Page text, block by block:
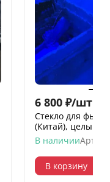
6 800 ₽/шт.
Стекло для
(Китай), целый
В наличии
В корзину